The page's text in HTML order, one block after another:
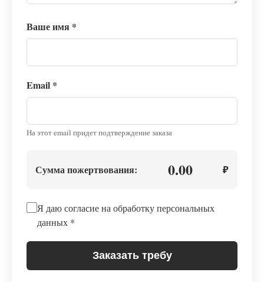
Ваше имя *
Email *
На этот email придет подтверждение заказа
Сумма пожертвования: 0.00 ₽
Я даю согласие на обработку персональных
данных *
Заказать требу